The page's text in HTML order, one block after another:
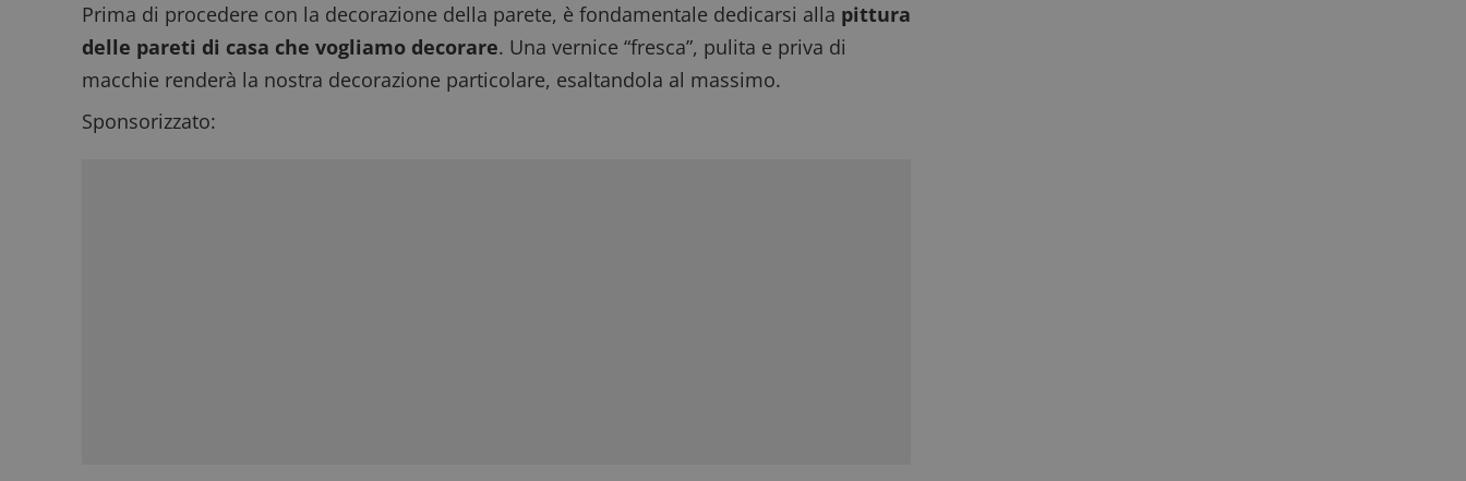
Prima di procedere con la decorazione della parete, è fondamentale dedicarsi alla pittura
delle pareti di casa che vogliamo decorare. Una vernice “fresca”, pulita e priva di
macchie renderà la nostra decorazione particolare, esaltandola al massimo.
Sponsorizzato: